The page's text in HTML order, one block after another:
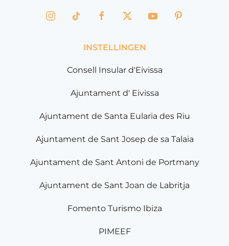
INSTELLINGEN
Consell Insular d'Eivissa
Ajuntament d' Eivissa
Ajuntament de Santa Eularia des Riu
Ajuntament de Sant Josep de sa Talaia
Ajuntament de Sant Antoni de Portmany
Ajuntament de Sant Joan de Labritja
Fomento Turismo Ibiza
PIMEEF